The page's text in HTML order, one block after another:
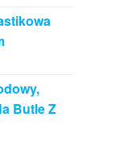
Butle Z